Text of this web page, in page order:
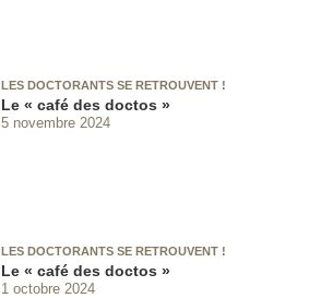
LES DOCTORANTS SE RETROUVENT !
Le « café des doctos »
5 novembre 2024
LES DOCTORANTS SE RETROUVENT !
Le « café des doctos »
1 octobre 2024